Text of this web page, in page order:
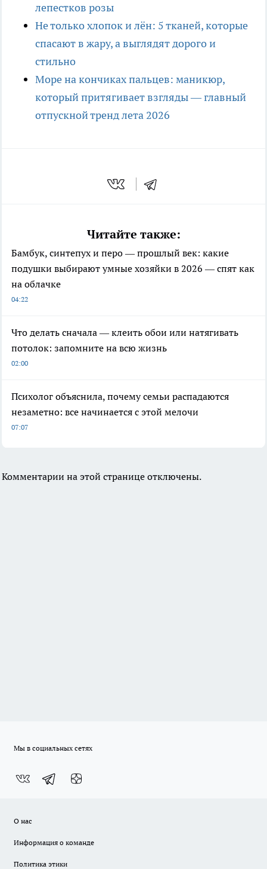
лепестков розы
Не только хлопок и лён: 5 тканей, которые
спасают в жару, а выглядят дорого и
стильно
Море на кончиках пальцев: маникюр,
который притягивает взгляды — главный
отпускной тренд лета 2026
Читайте также:
Бамбук, синтепух и перо — прошлый век: какие
подушки выбирают умные хозяйки в 2026 — спят как
на облачке
04:22
Что делать сначала — клеить обои или натягивать
потолок: запомните на всю жизнь
02:00
Психолог объяснила, почему семьи распадаются
незаметно: все начинается с этой мелочи
07:07
Комментарии на этой странице отключены.
Мы в социальных сетях
О нас
Информация о команде
Политика этики